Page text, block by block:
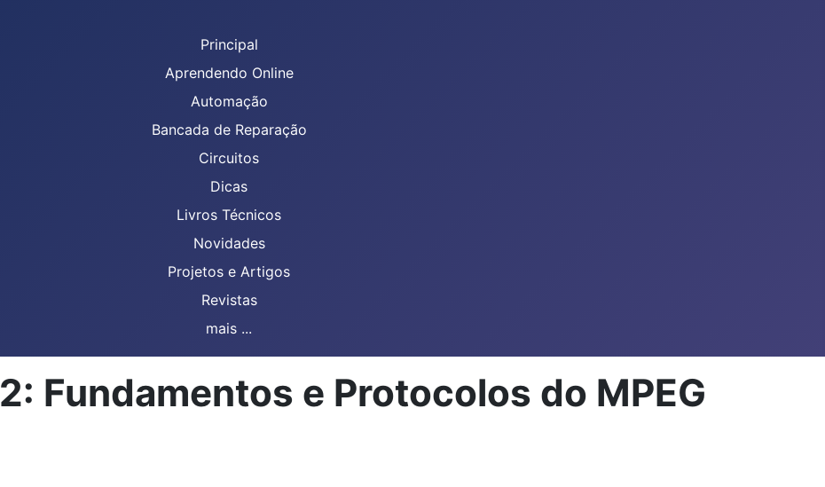
Principal
Aprendendo Online
Automação
Bancada de Reparação
Circuitos
Dicas
Livros Técnicos
Novidades
Projetos e Artigos
Revistas
mais ...
2: Fundamentos e Protocolos do MPEG